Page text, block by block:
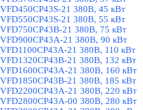
VFD450CP43S-21 380В, 45 кВт
VFD550CP43S-21 380В, 55 кВт
VFD750CP43B-21 380В, 75 кВт
VFD900CP43A-21 380В, 90 кВт
VFD1100CP43A-21 380В, 110 кВт
VFD1320CP43B-21 380В, 132 кВт
VFD1600CP43A-21 380В, 160 кВт
VFD1850CP43B-21 380В, 185 кВт
VFD2200CP43A-21 380В, 220 кВт
VFD2800CP43A-00 380В, 280 кВт